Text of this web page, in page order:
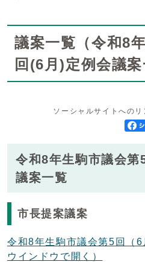
議案一覧（令和8
回(6月)定例会議案
ソーシャルサイトへの
令和8年生駒市議会第
議案一覧
市長提案議案
令和8年生駒市議会第5回（
ウインドウで開く）